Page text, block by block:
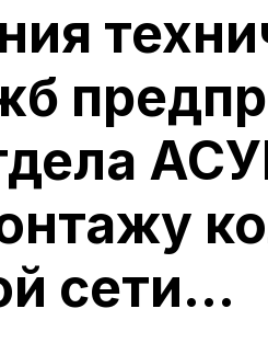
сети...